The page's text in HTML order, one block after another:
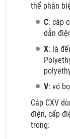
thể phân
C: cáp
dẫn
X: là
V: vỏ
Cáp CXV
điện, cấp
trong: